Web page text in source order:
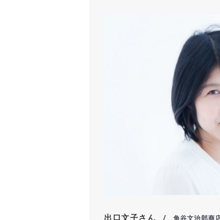
出口文子さん / 角谷文治郎商